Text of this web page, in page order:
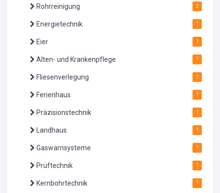
Rohrreinigung 2
Energietechnik 1
Eier 1
Alten- und Krankenpflege 1
Fliesenverlegung 1
Ferienhaus 1
Präzisionstechnik 1
Landhaus 1
Gaswarnsysteme 1
Prüftechnik 1
Kernbohrtechnik 1